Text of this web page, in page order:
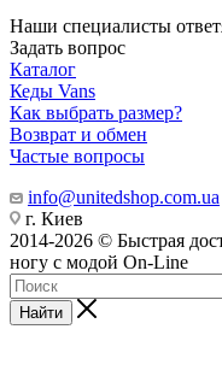
Наши специалисты
Задать вопрос
Каталог
Кеды Vans
Как выбрать размер?
Возврат и обмен
Частые вопросы
info@unitedshop.com.ua
г. Киев
2014-2026 © Быстрая
ногу с модой On-Line
Найти